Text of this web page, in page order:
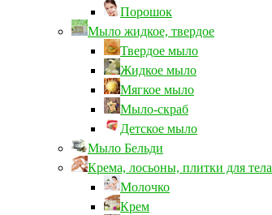
Порошок
Мыло жидкое, твердое
Твердое мыло
Жидкое мыло
Мягкое мыло
Мыло-скраб
Детское мыло
Мыло Бельди
Крема, лосьоны, плитки для тела
Молочко
Крем